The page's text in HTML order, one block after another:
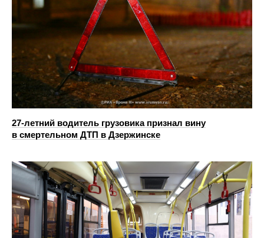
27-летний водитель грузовика признал вину
в смертельном ДТП в Дзержинске